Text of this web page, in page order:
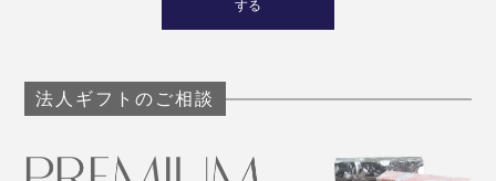
する
法人ギフトのご相談